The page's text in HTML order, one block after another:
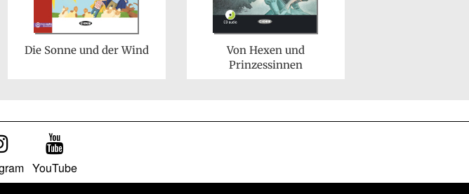
Die Sonne und der Wind
Von Hexen und
Prinzessinnen
YouTube